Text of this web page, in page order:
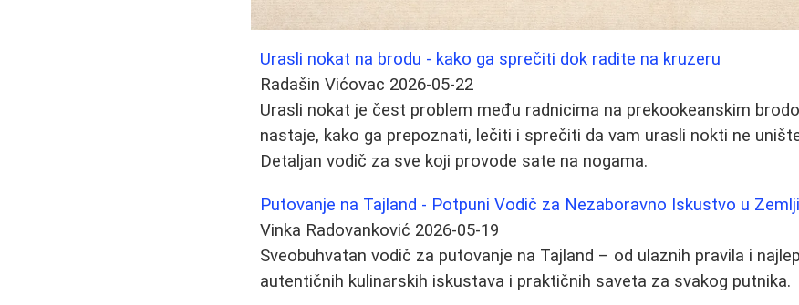
Urasli nokat na brodu - kako ga sprečiti dok radite na kruzeru
Radašin Vićovac 2026-05-22
Urasli nokat je čest problem među radnicima na prekookeanskim
nastaje, kako ga prepoznati, lečiti i sprečiti da vam urasli nokti ne
Detaljan vodič za sve koji provode sate na nogama.
Putovanje na Tajland - Potpuni Vodič za Nezaboravno Iskustvo u
Vinka Radovanković 2026-05-19
Sveobuhvatan vodič za putovanje na Tajland – od ulaznih pravila i
autentičnih kulinarskih iskustava i praktičnih saveta za svakog putnika.